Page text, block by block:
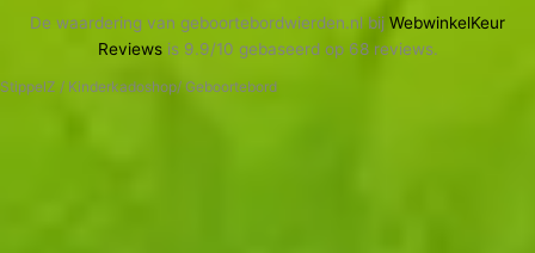
De waardering van geboortebordwierden.nl bij WebwinkelKeur
Reviewsis 9.9/10 gebaseerd op 68 reviews.
StippelZ / Kinderkadoshop/ Geboortebord